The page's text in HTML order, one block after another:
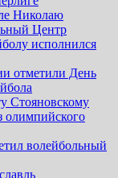
Николаю
Центр
исполнился
отметили День
Стояновскому
олимпийского
волейбольный